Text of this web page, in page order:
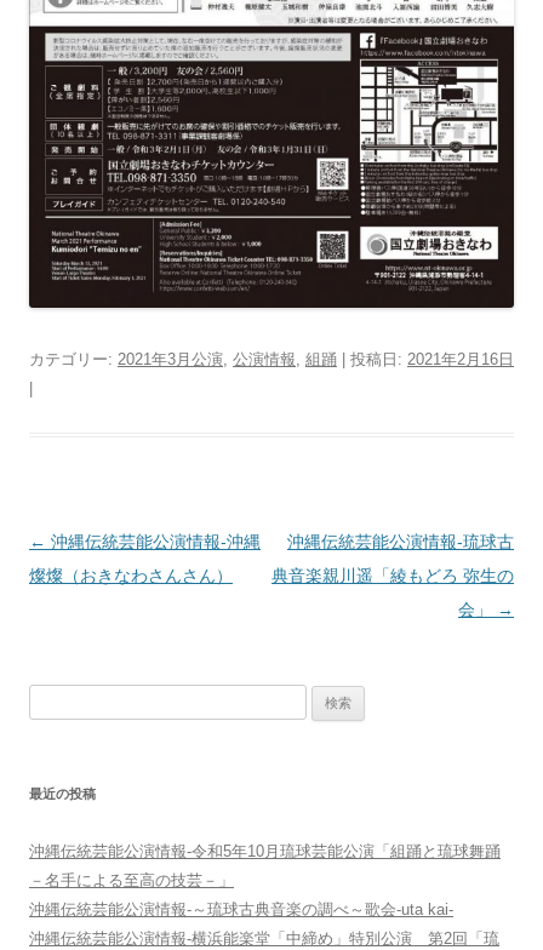
カテゴリー: 2021年3月公演, 公演情報, 組踊 | 投稿日: 2021年2月16日
投
稿
← 沖縄伝統芸能公演情報-沖縄
燦燦（おきなわさんさん）
沖縄伝統芸能公演情報-琉球古
典音楽親川遥「綾もどろ 弥生の
会」
→
最近の投稿
沖縄伝統芸能公演情報-令和5年10月琉球芸能公演「組踊と琉球舞踊
－名手による至高の技芸－」
沖縄伝統芸能公演情報-～琉球古典音楽の調べ～歌会-uta kai-
沖縄伝統芸能公演情報-横浜能楽堂「中締め」特別公演 第2回「琉